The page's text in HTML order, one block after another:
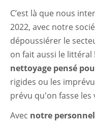
C’est là que nous
2022, avec notre
dépoussiérer le
on fait aussi le littéral
nettoyage pensé
rigides ou les
prévu qu'on fasse
Avec notre